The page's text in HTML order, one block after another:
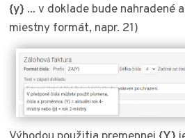
{y} ... v doklade bude nahradené
miestny formát, napr. 21)